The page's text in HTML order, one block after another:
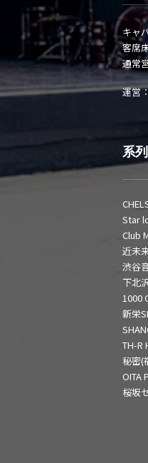
キャ
客席
通常
運営
系
Star
Club
近未
渋谷
下北
1000
新栄
TH-R
秘密(
OITA
桜坂